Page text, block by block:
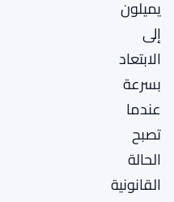
يميلون
إلى
الابتعاد
بسرعة
عندما
تصبح
الحالة
القانونية